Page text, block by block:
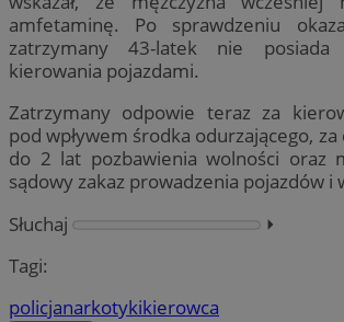
amfetaminę. Po sprawdzeniu
zatrzymany 43-latek nie
kierowania pojazdami.
Zatrzymany odpowie teraz za
pod wpływem środka odurzającego,
do 2 lat pozbawienia wolności oraz
sądowy zakaz prowadzenia pojazdów i
Słuchaj
⏵︎
Tagi:
policjanarkotykikierowca